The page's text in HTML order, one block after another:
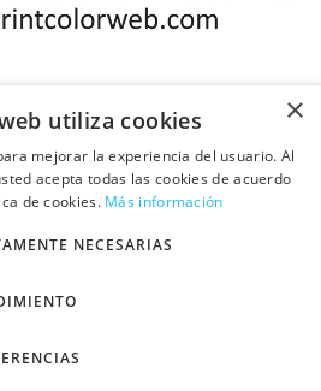
9:00h a 17:00h
×
utiliza cookies
mejorar la experiencia del usuario. Al
acepta todas las cookies de acuerdo
de cookies. Más información
NECESARIAS